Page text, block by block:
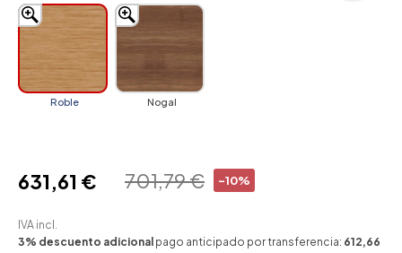
Roble Nogal
-10%
701,79 €
631,61 €
IVA incl.
3% descuento adicional pago anticipado por transferencia: 612,66